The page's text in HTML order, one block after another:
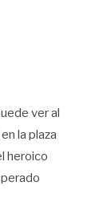
ver al
la plaza
heroico